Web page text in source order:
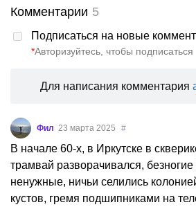
Комментарии 5
Подписаться на новые
*Авторизуйтесь, чтобы подписаться
Для написания комментария
Фил 23 марта 2025 #
В начале 60-х, в Иркутске в
трамвай разворачивался,
ненужные, ничьи селились
кустов, гремя подшипниками на